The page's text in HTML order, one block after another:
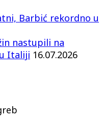
Barbić rekordno u
nastupili na
Italiji 16.07.2026